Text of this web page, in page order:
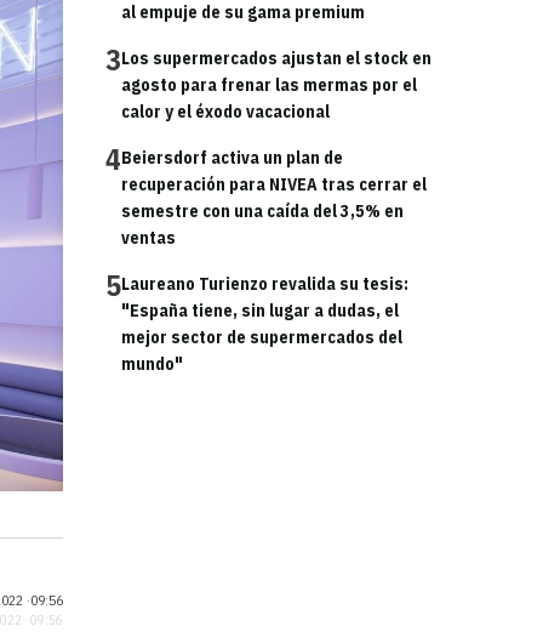
al empuje de su gama premium
3Los supermercados ajustan el stock en
agosto para frenar las mermas por el
calor y el éxodo vacacional
4Beiersdorf activa un plan de
recuperación para NIVEA tras cerrar el
semestre con una caída del 3,5% en
ventas
5Laureano Turienzo revalida su tesis:
"España tiene, sin lugar a dudas, el
mejor sector de supermercados del
mundo"
·09:56
· 09:56